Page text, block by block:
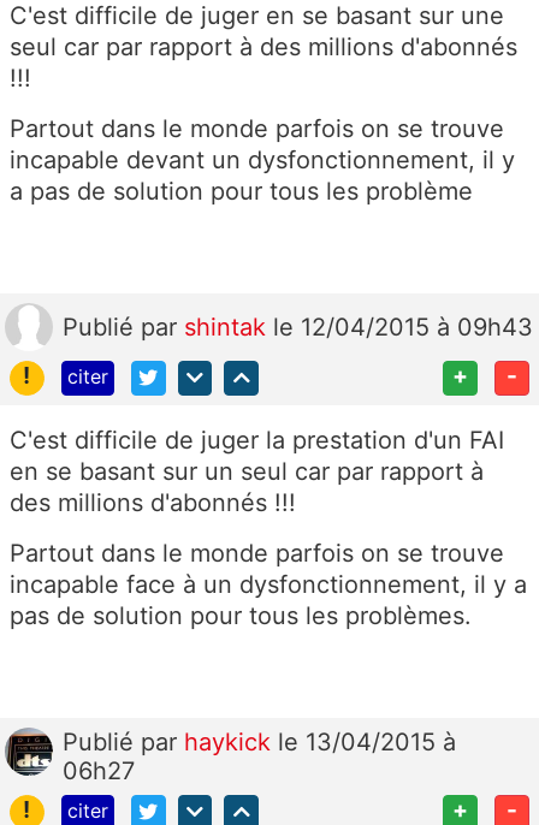
C'est difficile de juger en se basant sur une
seul car par rapport à des millions d'abonnés
!!!
Partout dans le monde parfois on se trouve
incapable devant un dysfonctionnement, il y
a pas de solution pour tous les problème
Publié par shintak le 12/04/2015 à 09h43
!
citer + -
C'est difficile de juger la prestation d'un FAI
en se basant sur un seul car par rapport à
des millions d'abonnés !!!
Partout dans le monde parfois on se trouve
incapable face à un dysfonctionnement, il y a
pas de solution pour tous les problèmes.
Publié par haykick le 13/04/2015 à
06h27
!
citer + -